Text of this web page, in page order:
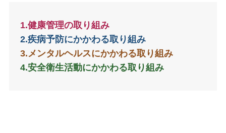
1.健康管理の取り組み
2.疾病予防にかかわる取り組み
3.メンタルヘルスにかかわる取り組み
4.安全衛生活動にかかわる取り組み